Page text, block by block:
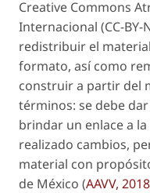
Creative Commons
Internacional (CC-BY-
redistribuir el
formato, así como
construir a partir del
términos: se debe
brindar un enlace a
realizado cambios,
material con
de México (AAVV, 2018